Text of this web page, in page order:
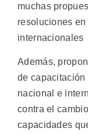
muchas
resoluciones
internacionales
Además,
de capacitación
nacional e
contra el
capacidades